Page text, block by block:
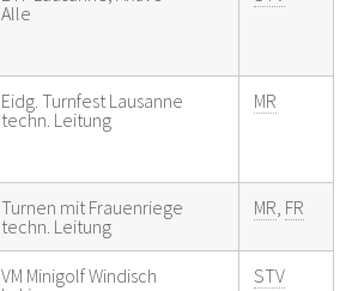
Alle
Eidg. Turnfest Lausanne
techn. Leitung
MR
Turnen mit Frauenriege
techn. Leitung
MR FR
VM Minigolf Windisch
STV